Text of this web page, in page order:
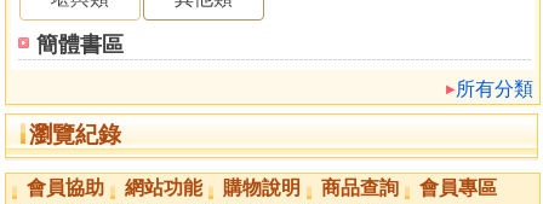
簡體書區
所有分類
瀏覽紀錄
會員協助 網站功能 購物說明 商品查詢
會員專區